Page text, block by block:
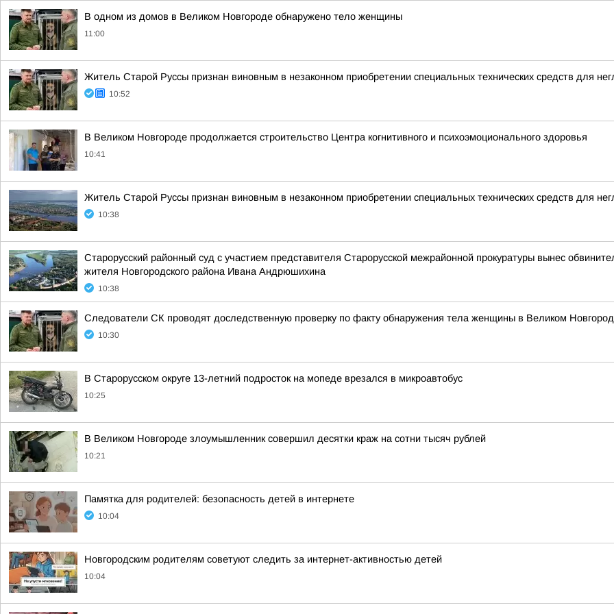
В одном из домов в Великом Новгороде обнаружено тело женщины
11:00
Житель Старой Руссы признан виновным в незаконном приобретении специальных технических средств для
10:52
В Великом Новгороде продолжается строительство Центра когнитивного и психоэмоционального здоровья
10:41
Житель Старой Руссы признан виновным в незаконном приобретении специальных технических средств для
10:38
Старорусский районный суд с участием представителя Старорусской межрайонной прокуратуры вынес
жителя Новгородского района Ивана Андрюшихина
10:38
Следователи СК проводят доследственную проверку по факту обнаружения тела женщины в Великом
10:30
В Старорусском округе 13-летний подросток на мопеде врезался в микроавтобус
10:25
В Великом Новгороде злоумышленник совершил десятки краж на сотни тысяч рублей
10:21
Памятка для родителей: безопасность детей в интернете
10:04
Новгородским родителям советуют следить за интернет-активностью детей
10:04